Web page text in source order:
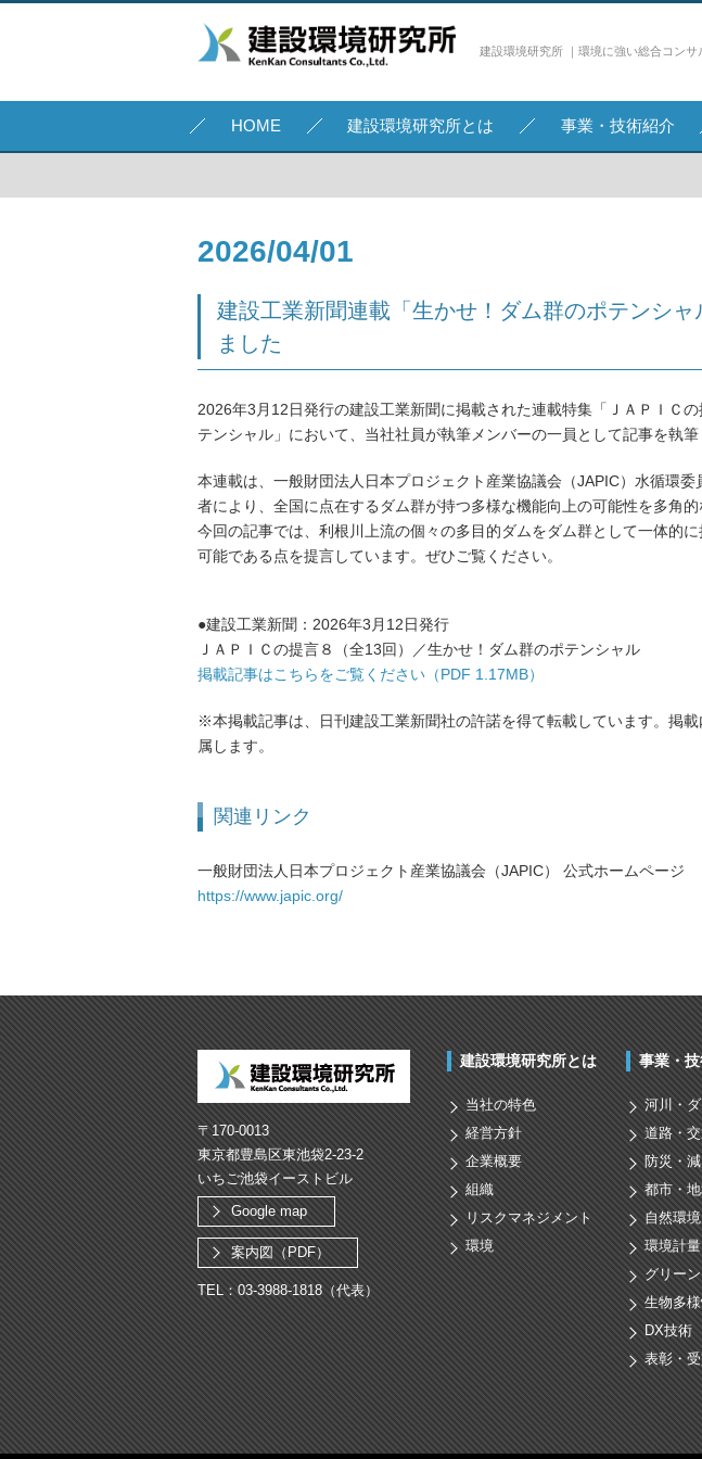
建設環境研究所 ｜環境に強い総合コンサ
HOME 建設環境研究所とは 事業・技術紹介
2026/04/01
建設工業新聞連載「生かせ！ダム群のポテンシ
ました
2026年3月12日発行の建設工業新聞に掲載された連載特集「ＪＡＰＩＣ
テンシャル」において、当社社員が執筆メンバーの一員として記事を執筆
本連載は、一般財団法人日本プロジェクト産業協議会（JAPIC）水循環
者により、全国に点在するダム群が持つ多様な機能向上の可能性を多角的
今回の記事では、利根川上流の個々の多目的ダムをダム群として一体的
可能である点を提言しています。ぜひご覧ください。
●建設工業新聞：2026年3月12日発行
ＪＡＰＩＣの提言８（全13回）／生かせ！ダム群のポテンシャル
掲載記事はこちらをご覧ください（PDF 1.17MB）
※本掲載記事は、日刊建設工業新聞社の許諾を得て転載しています。掲
属します。
関連リンク
一般財団法人日本プロジェクト産業協議会（JAPIC） 公式ホームページ
https://www.japic.org/
〒170-0013
東京都豊島区東池袋2-23-2
いちご池袋イーストビル
Google map
案内図（PDF）
TEL：03-3988-1818（代表）
建設環境研究所とは
当社の特色
経営方針
企業概要
組織
リスクマネジメント
環境
事業・
河川・
道路・
防災・減
都市・
自然環境
環境計量
グリー
生物多
DX技術
表彰・